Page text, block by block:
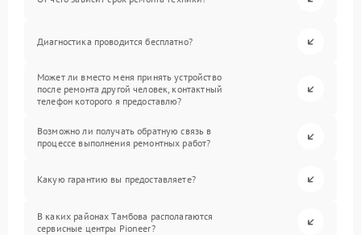
Диагностика проводится бесплатно?
Может ли вместо меня принять устройство
после ремонта другой человек, контактный
телефон которого я предоставлю?
Возможно ли получать обратную связь в
процессе выполнения ремонтных работ?
Какую гарантию вы предоставляете?
В каких районах Тамбова располагаются
сервисные центры Pioneer?